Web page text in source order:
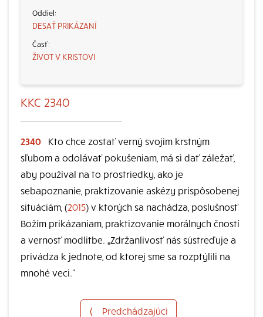
DESAŤ PRIKÁZANÍ
ŽIVOT V KRISTOVI
KKC 2340
2340
Kto chce zostať verný svojim krstným
sľubom a odolávať pokušeniam, má si dať záležať,
aby používal na to prostriedky, ako je
sebapoznanie, praktizovanie askézy prispôsobenej
situáciám, (2015) v ktorých sa nachádza, poslušnosť
Božím prikázaniam, praktizovanie morálnych čností
a vernosť modlitbe. „Zdržanlivosť nás sústreďuje a
privádza k jednote, od ktorej sme sa rozptýlili na
mnohé veci.“
⟨ Predchádzajúci